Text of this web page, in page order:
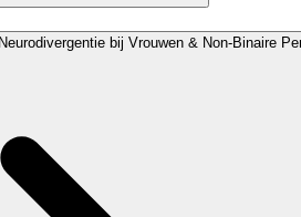
bij Vrouwen & Non-Binaire